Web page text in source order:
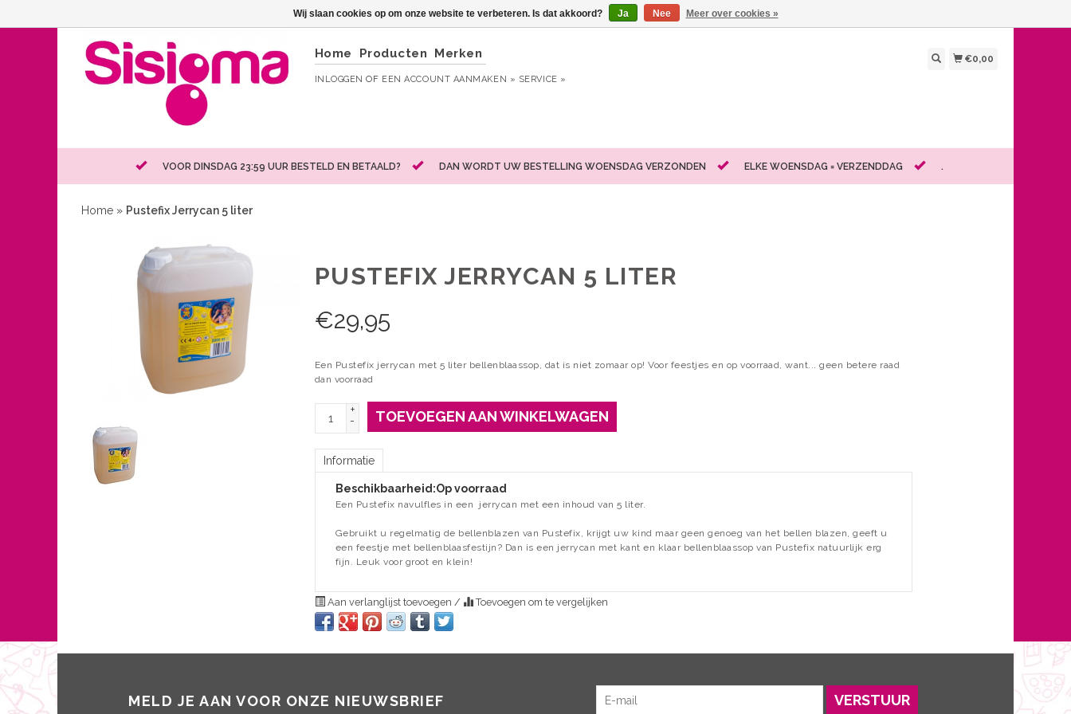
Home Producten Merken
INLOGGEN OF EEN ACCOUNT AANMAKEN » SERVICE »
€0,00
VOOR DINSDAG 23:59 UUR BESTELD EN BETAALD? DAN WORDT UW BESTELLING WOENSDAG VERZONDEN ELKE WOENSDAG = VERZENDDAG .
Home » Pustefix Jerrycan 5 liter
PUSTEFIX JERRYCAN 5 LITER
€29,95
Een Pustefix jerrycan met 5 liter bellenblaassop, dat is niet zomaar op! Voor feestjes en op voorraad, want... geen betere raad
dan voorraad
+
-
TOEVOEGEN AAN WINKELWAGEN
Informatie
Beschikbaarheid:Op voorraad
Een Pustefix navulfles in een jerrycan met een inhoud van 5 liter.
Gebruikt u regelmatig de bellenblazen van Pustefix, krijgt uw kind maar geen genoeg van het bellen blazen, geeft u
een feestje met bellenblaasfestijn? Dan is een jerrycan met kant en klaar bellenblaassop van Pustefix natuurlijk erg
fijn. Leuk voor groot en klein!
Aan verlanglijst toevoegen / Toevoegen om te vergelijken
MELD JE AAN VOOR ONZE NIEUWSBRIEF VERSTUUR
Wij slaan cookies op om onze website te verbeteren. Is dat akkoord? Ja Nee Meer over cookies »